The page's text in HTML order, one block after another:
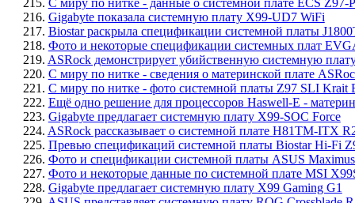
216. Gigabyte показала системную плату X99-UD7 WiFi
217. Biostar раскрыла спецификации системной платы
218. Фото и некоторые спецификации системных плат
219. ASRock демонстрирует убийственную системную
220. С миру по нитке - сведения о материнской плате
221. С миру по нитке - фото системной платы Z97 SLI Krait
222. Ещё одно решение для процессоров Haswell-E -
223. Gigabyte предлагает системную плату X99-SOC Force
224. ASRock рассказывает о системной плате H81TM-ITX
225. Превью спецификаций системной платы Biostar Hi-Fi
226. Фото и спецификации системной платы ASUS
227. Фото и некоторые данные по системной плате MSI
228. Gigabyte предлагает системную плату X99 Gaming G1